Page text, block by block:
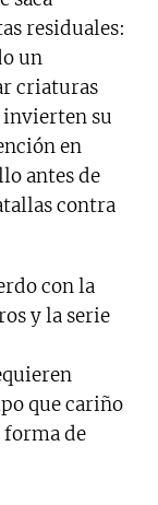
residuales:
un
criaturas
su
en
antes de
contra
con la
y la serie
que cariño
forma de